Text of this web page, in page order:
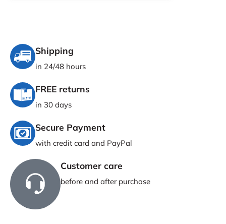
Shipping
in 24/48 hours
FREE returns
in 30 days
Secure Payment
with credit card and PayPal
Customer care
before and after purchase